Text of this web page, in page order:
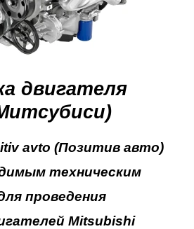
двигателя
avto (Позитив авто)
техническим
проведения
Mitsubishi